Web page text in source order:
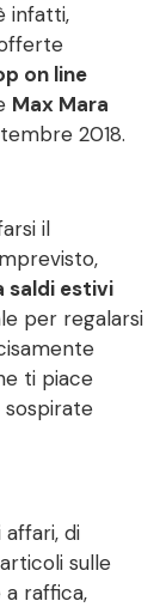
infatti,
on line
Max Mara
2018.
il
saldi estivi
per regalarsi
ti piace
di
sulle
raffica,